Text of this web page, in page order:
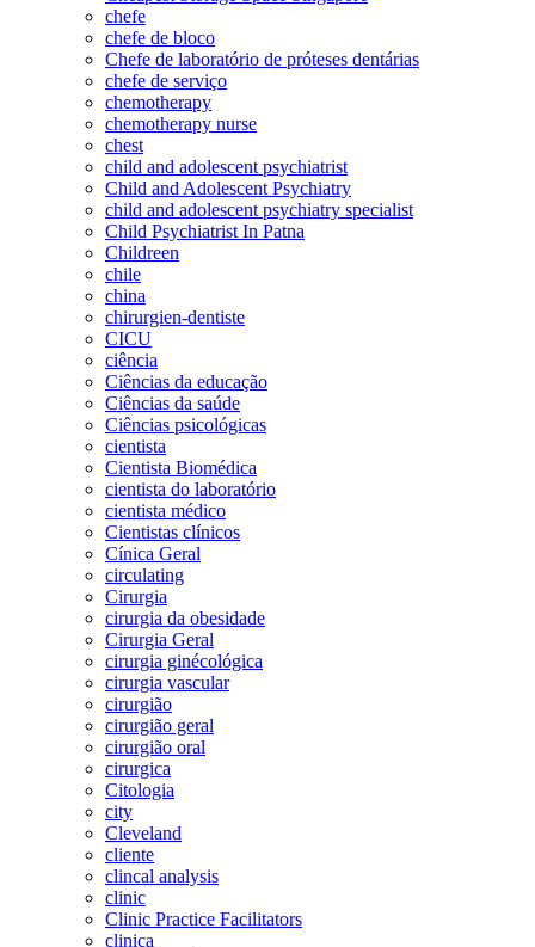
chefe
chefe de bloco
Chefe de laboratório de próteses dentárias
chefe de serviço
chemotherapy
chemotherapy nurse
chest
child and adolescent psychiatrist
Child and Adolescent Psychiatry
child and adolescent psychiatry specialist
Child Psychiatrist In Patna
Childreen
chile
china
chirurgien-dentiste
CICU
ciência
Ciências da educação
Ciências da saúde
Ciências psicológicas
cientista
Cientista Biomédica
cientista do laboratório
cientista médico
Cientistas clínicos
Cínica Geral
circulating
Cirurgia
cirurgia da obesidade
Cirurgia Geral
cirurgia ginécológica
cirurgia vascular
cirurgião
cirurgião geral
cirurgião oral
cirurgica
Citologia
city
Cleveland
cliente
clincal analysis
clinic
Clinic Practice Facilitators
clinica